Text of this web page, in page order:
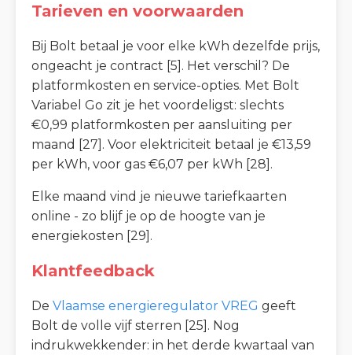
Tarieven en voorwaarden
Bij Bolt betaal je voor elke kWh dezelfde prijs,
ongeacht je contract [5]. Het verschil? De
platformkosten en service-opties. Met Bolt
Variabel Go zit je het voordeligst: slechts
€0,99 platformkosten per aansluiting per
maand [27]. Voor elektriciteit betaal je €13,59
per kWh, voor gas €6,07 per kWh [28].
Elke maand vind je nieuwe tariefkaarten
online - zo blijf je op de hoogte van je
energiekosten [29].
Klantfeedback
De Vlaamse energieregulator VREG geeft
Bolt de volle vijf sterren [25]. Nog
indrukwekkender: in het derde kwartaal van